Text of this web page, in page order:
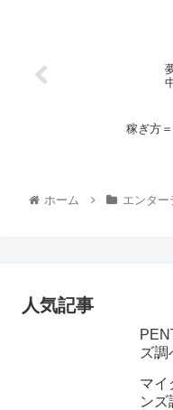
稼ぎ方
ホーム エンター
人気記事
ズ調
マイ
ンズ